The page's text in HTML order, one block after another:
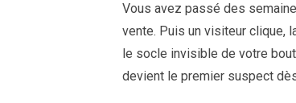
Vous avez passé des
vente. Puis un visiteur clique,
le socle invisible de votre
devient le premier suspect